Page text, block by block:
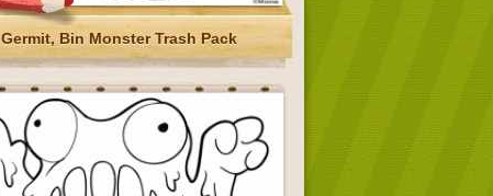
Germit, Bin Monster Trash Pack